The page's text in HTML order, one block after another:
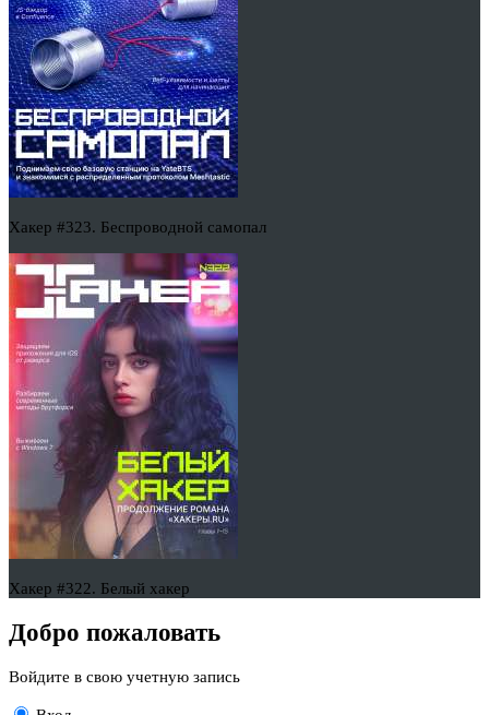
Хакер #323. Беспроводной самопал
Хакер #322. Белый хакер
Добро пожаловать
Войдите в свою учетную запись